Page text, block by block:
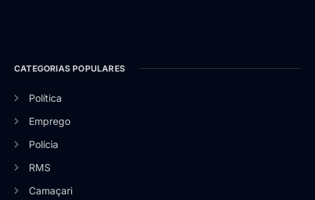
CATEGORIAS POPULARES
Política
Emprego
Polícia
RMS
Camaçari